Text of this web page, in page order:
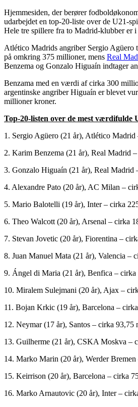
Hjemmesiden, der berører
udarbejdet en top-20-liste over de U21-
Hele tre spillere fra to Madrid-klubber er i
Atlético Madrids angriber Sergio Agüero
på omkring 375 millioner, mens Real
Benzema og Gonzalo Higuaín indtager
Benzama med en værdi af cirka 300
argentinske angriber Higuaín er blevet
millioner kroner.
Top-20-listen over de mest værdifulde
1. Sergio Agüero (21 år), Atlético
2. Karim Benzema (21 år), Real Madrid
3. Gonzalo Higuaín (21 år), Real Madrid
4. Alexandre Pato (20 år), AC Milan –
5. Mario Balotelli (19 år), Inter – cirka
6. Theo Walcott (20 år), Arsenal – cirka
7. Stevan Jovetic (20 år), Fiorentina –
8. Juan Manuel Mata (21 år), Valencia –
9. Ángel di Maria (21 år), Benfica –
10. Miralem Sulejmani (20 år), Ajax –
11. Bojan Krkic (19 år), Barcelona –
12. Neymar (17 år), Santos – cirka 93,75
13. Guilherme (21 år), CSKA Moskva –
14. Marko Marin (20 år), Werder
15. Keirrison (20 år), Barcelona – cirka
16. Marko Arnautovic (20 år), Inter –